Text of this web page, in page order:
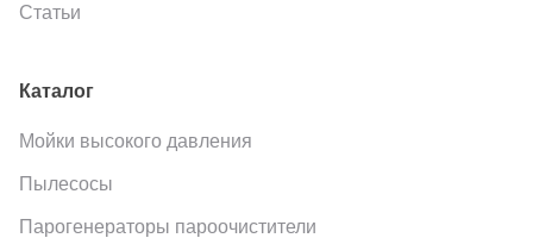
Статьи
Каталог
Мойки высокого давления
Пылесосы
Парогенераторы пароочистители